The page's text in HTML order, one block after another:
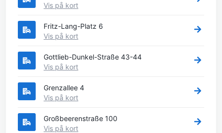
Vis på kort
Fritz-Lang-Platz 6
Vis på kort
Gottlieb-Dunkel-Straße 43-44
Vis på kort
Grenzallee 4
Vis på kort
Großbeerenstraße 100
Vis på kort